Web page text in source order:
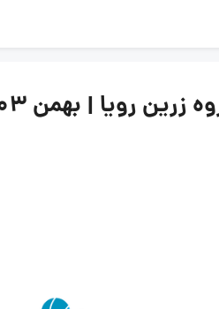
رویا | بهمن ۱۴۰۳